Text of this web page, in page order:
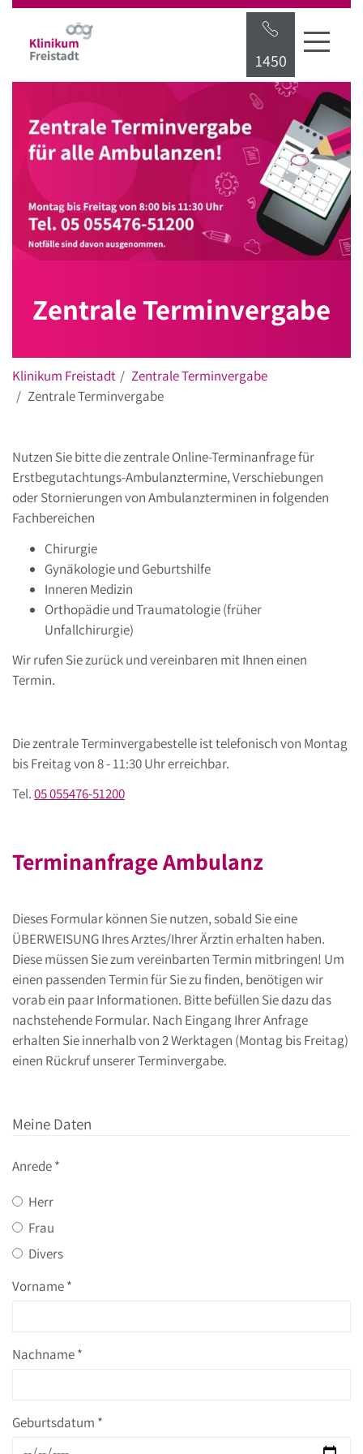
1450
Zentrale Terminvergabe
Klinikum Freistadt
Zentrale Terminvergabe
Zentrale Terminvergabe
Nutzen Sie bitte die zentrale Online-Terminanfrage für
Erstbegutachtungs-Ambulanztermine, Verschiebungen
oder Stornierungen von Ambulanzterminen in folgenden
Fachbereichen
Chirurgie
Gynäkologie und Geburtshilfe
Inneren Medizin
Orthopädie und Traumatologie (früher
Unfallchirurgie)
Wir rufen Sie zurück und vereinbaren mit Ihnen einen
Termin.
Die zentrale Terminvergabestelle ist telefonisch von Montag
bis Freitag von 8 - 11:30 Uhr erreichbar.
Tel.05 055476-51200
Terminanfrage Ambulanz
Dieses Formular können Sie nutzen, sobald Sie eine
ÜBERWEISUNG Ihres Arztes/Ihrer Ärztin erhalten haben.
Diese müssen Sie zum vereinbarten Termin mitbringen! Um
einen passenden Termin für Sie zu finden, benötigen wir
vorab ein paar Informationen. Bitte befüllen Sie dazu das
nachstehende Formular. Nach Eingang Ihrer Anfrage
erhalten Sie innerhalb von 2 Werktagen (Montag bis Freitag)
einen Rückruf unserer Terminvergabe.
Meine Daten
Anrede*
Herr
Frau
Divers
Vorname*
Nachname*
Geburtsdatum *